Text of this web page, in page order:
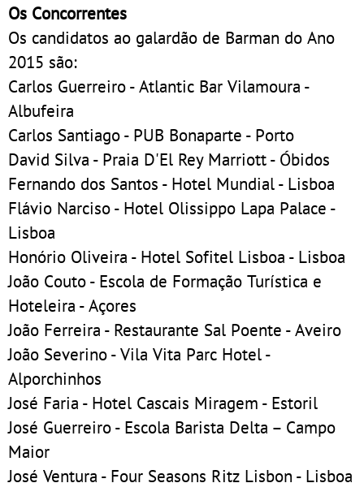
Os Concorrentes
Os candidatos ao galardão de Barman do Ano
2015 são:
Carlos Guerreiro - Atlantic Bar Vilamoura -
Albufeira
Carlos Santiago - PUB Bonaparte - Porto
David Silva - Praia D'El Rey Marriott - Óbidos
Fernando dos Santos - Hotel Mundial - Lisboa
Flávio Narciso - Hotel Olissippo Lapa Palace -
Lisboa
Honório Oliveira - Hotel Sofitel Lisboa - Lisboa
João Couto - Escola de Formação Turística e
Hoteleira - Açores
João Ferreira - Restaurante Sal Poente - Aveiro
João Severino - Vila Vita Parc Hotel -
Alporchinhos
José Faria - Hotel Cascais Miragem - Estoril
José Guerreiro - Escola Barista Delta – Campo
Maior
José Ventura - Four Seasons Ritz Lisbon - Lisboa